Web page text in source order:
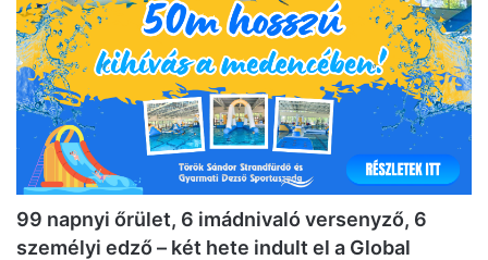
99 napnyi őrület, 6 imádnivaló versenyző, 6
személyi edző – két hete indult el a Global